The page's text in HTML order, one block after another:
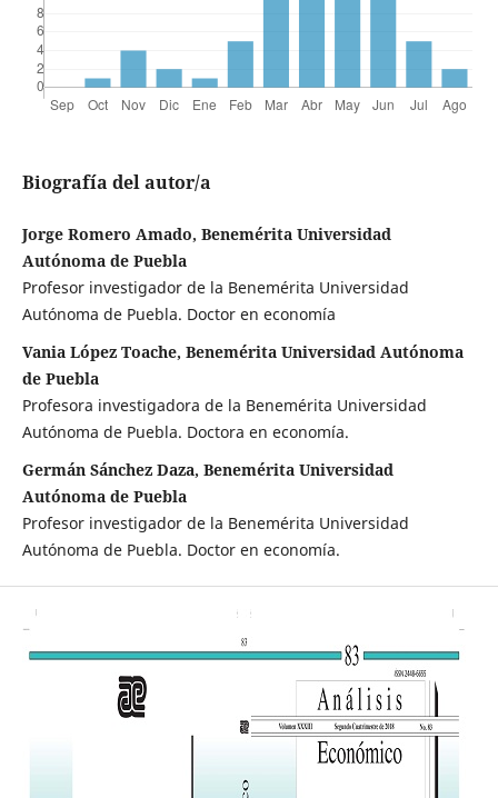
Biografía del autor/a
Jorge Romero Amado, Benemérita Universidad
Autónoma de Puebla
Profesor investigador de la Benemérita Universidad
Autónoma de Puebla. Doctor en economía
Vania López Toache, Benemérita Universidad Autónoma
de Puebla
Profesora investigadora de la Benemérita Universidad
Autónoma de Puebla. Doctora en economía.
Germán Sánchez Daza, Benemérita Universidad
Autónoma de Puebla
Profesor investigador de la Benemérita Universidad
Autónoma de Puebla. Doctor en economía.